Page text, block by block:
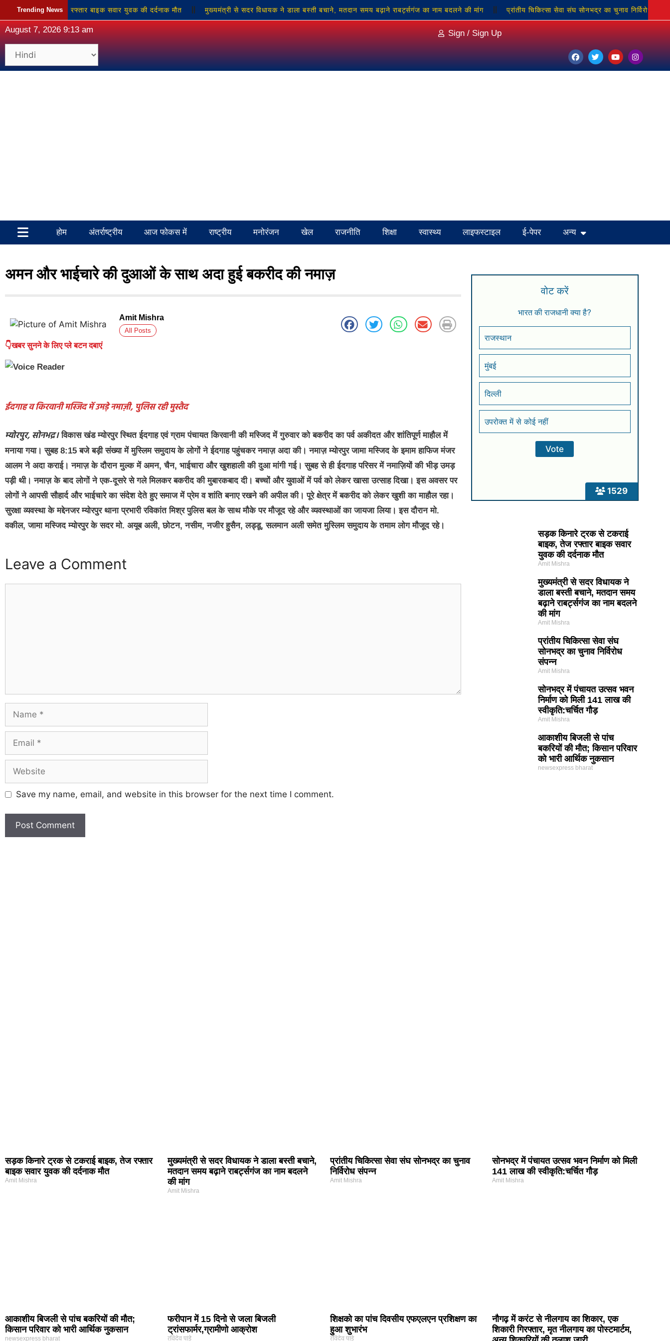
Trending News
बाइक, तेज रफ्तार बाइक सवार युवक की दर्दनाक मौत मुख्यमंत्री से सदर विधायक ने डाला बस्ती बचाने, मतदान समय बढ़ाने राबर्ट्सगंज का नाम बदलने की मांग प्रांतीय चिकित्सा सेवा संघ सोनभद्र का चुनाव निर्विरोध संपन्न
August 7, 2026 9:13 am Sign / Sign Up
होम अंतर्राष्ट्रीय आज फोकस में राष्ट्रीय मनोरंजन खेल राजनीति शिक्षा स्वास्थ्य लाइफस्टाइल ई-पेपर अन्य
अमन और भाईचारे की दुआओं के साथ अदा हुई बकरीद की नमाज़
Amit Mishra
All Posts
👇खबर सुनने के लिए प्ले बटन दबाएं
ईदगाह व किरवानी मस्जिद में उमड़े नमाज़ी, पुलिस रही मुस्तैद
म्योरपुर, सोनभद्र।विकास खंड म्योरपुर स्थित ईदगाह एवं ग्राम पंचायत किरवानी की मस्जिद में गुरुवार को बकरीद का पर्व अकीदत और शांतिपूर्ण माहौल में
मनाया गया। सुबह 8:15 बजे बड़ी संख्या में मुस्लिम समुदाय के लोगों ने ईदगाह पहुंचकर नमाज़ अदा की। नमाज़ म्योरपुर जामा मस्जिद के इमाम हाफिज मंजर
आलम ने अदा कराई। नमाज़ के दौरान मुल्क में अमन, चैन, भाईचारा और खुशहाली की दुआ मांगी गई। सुबह से ही ईदगाह परिसर में नमाज़ियों की भीड़ उमड़
पड़ी थी। नमाज़ के बाद लोगों ने एक-दूसरे से गले मिलकर बकरीद की मुबारकबाद दी। बच्चों और युवाओं में पर्व को लेकर खासा उत्साह दिखा। इस अवसर पर
लोगों ने आपसी सौहार्द और भाईचारे का संदेश देते हुए समाज में प्रेम व शांति बनाए रखने की अपील की। पूरे क्षेत्र में बकरीद को लेकर खुशी का माहौल रहा।
सुरक्षा व्यवस्था के मद्देनजर म्योरपुर थाना प्रभारी रविकांत मिश्र पुलिस बल के साथ मौके पर मौजूद रहे और व्यवस्थाओं का जायजा लिया। इस दौरान मो.
वकील, जामा मस्जिद म्योरपुर के सदर मो. अयूब अली, छोटन, नसीम, नजीर हुसैन, लड्डू, सलमान अली समेत मुस्लिम समुदाय के तमाम लोग मौजूद रहे।
Leave a Comment
Save my name, email, and website in this browser for the next time I comment.
1529
वोट करें
भारत की राजधानी क्या है?
राजस्थान
मुंबई
दिल्ली
उपरोक्त में से कोई नहीं
सड़क किनारे ट्रक से टकराई
बाइक, तेज रफ्तार बाइक सवार
युवक की दर्दनाक मौत
Amit Mishra
मुख्यमंत्री से सदर विधायक ने
डाला बस्ती बचाने, मतदान समय
बढ़ाने राबर्ट्सगंज का नाम बदलने
की मांग
Amit Mishra
प्रांतीय चिकित्सा सेवा संघ
सोनभद्र का चुनाव निर्विरोध
संपन्न
Amit Mishra
सोनभद्र में पंचायत उत्सव भवन
निर्माण को मिली 141 लाख की
स्वीकृति:चर्चित गौड़
Amit Mishra
आकाशीय बिजली से पांच
बकरियों की मौत; किसान परिवार
को भारी आर्थिक नुकसान
newsexpress bharat
सड़क किनारे ट्रक से टकराई बाइक, तेज रफ्तार
बाइक सवार युवक की दर्दनाक मौत
Amit Mishra
मुख्यमंत्री से सदर विधायक ने डाला बस्ती बचाने,
मतदान समय बढ़ाने राबर्ट्सगंज का नाम बदलने
की मांग
Amit Mishra
प्रांतीय चिकित्सा सेवा संघ सोनभद्र का चुनाव
निर्विरोध संपन्न
Amit Mishra
सोनभद्र में पंचायत उत्सव भवन निर्माण को मिली
141 लाख की स्वीकृति:चर्चित गौड़
Amit Mishra
आकाशीय बिजली से पांच बकरियों की मौत;
किसान परिवार को भारी आर्थिक नुकसान
newsexpress bharat
फरीपान में 15 दिनो से जला बिजली
ट्रांसफार्मर,ग्रामीणो आक्रोश
रविदेव पांडे
शिक्षको का पांच दिवसीय एफएलएन प्रशिक्षण का
हुआ शुभारंभ
रविदेव पांडे
नौगढ़ में करंट से नीलगाय का शिकार, एक
शिकारी गिरफ्तार, मृत नीलगाय का पोस्टमार्टम,